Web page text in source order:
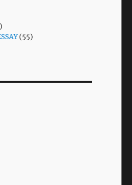
(55)